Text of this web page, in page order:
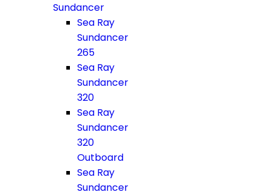
Sundancer
Sea Ray
Sundancer
265
Sea Ray
Sundancer
320
Sea Ray
Sundancer
320
Outboard
Sea Ray
Sundancer